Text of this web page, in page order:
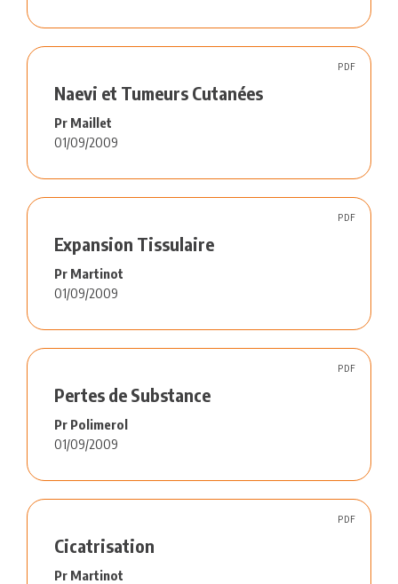
Naevi et Tumeurs Cutanées
Pr Maillet
01/09/2009
PDF
Expansion Tissulaire
Pr Martinot
01/09/2009
PDF
Pertes de Substance
Pr Polimerol
01/09/2009
PDF
Cicatrisation
Pr Martinot
PDF